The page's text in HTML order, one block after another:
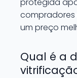
um preço
Qual é a